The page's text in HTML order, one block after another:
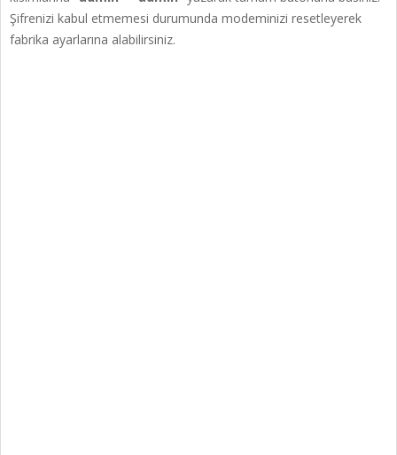
Şifrenizi kabul etmemesi durumunda modeminizi resetleyerek
fabrika ayarlarına alabilirsiniz.